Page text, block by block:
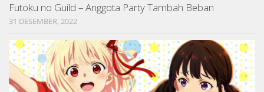
Futoku no Guild – Anggota Party Tambah Beban
31 DESEMBER, 2022